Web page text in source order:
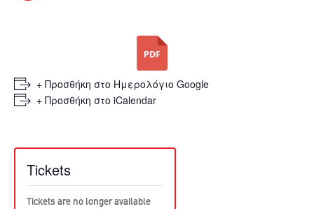
+ Προσθήκη στο Ημερολόγιο Google
+ Προσθήκη στο iCalendar
Tickets
Tickets are no longer available